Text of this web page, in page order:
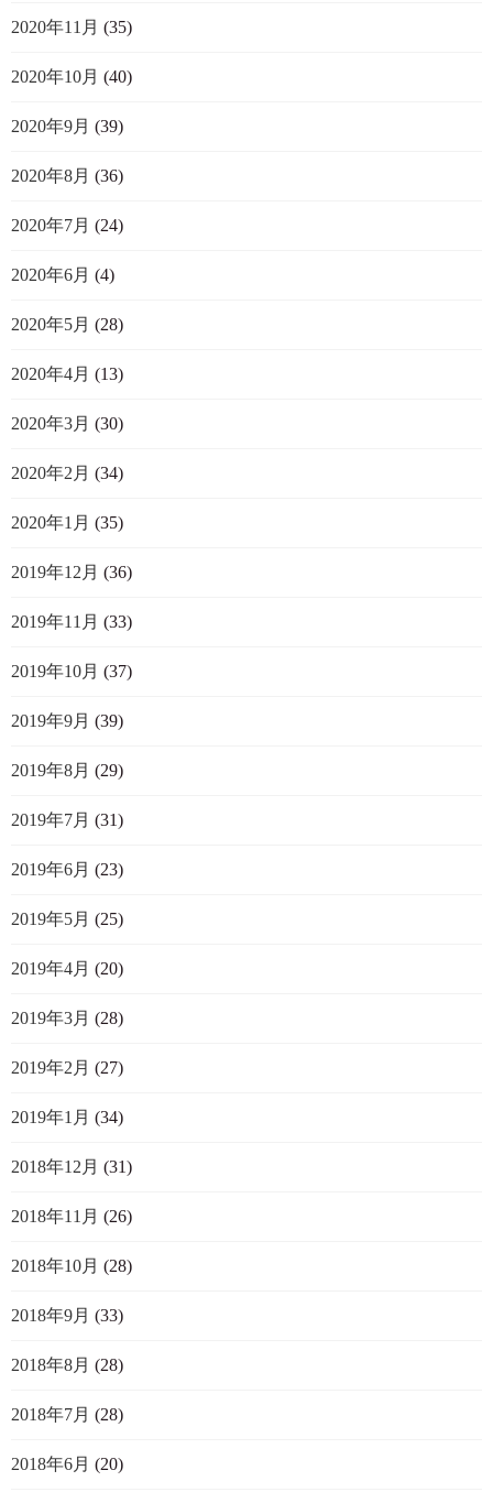
2020年11月 (35)
2020年10月 (40)
2020年9月 (39)
2020年8月 (36)
2020年7月 (24)
2020年6月 (4)
2020年5月 (28)
2020年4月 (13)
2020年3月 (30)
2020年2月 (34)
2020年1月 (35)
2019年12月 (36)
2019年11月 (33)
2019年10月 (37)
2019年9月 (39)
2019年8月 (29)
2019年7月 (31)
2019年6月 (23)
2019年5月 (25)
2019年4月 (20)
2019年3月 (28)
2019年2月 (27)
2019年1月 (34)
2018年12月 (31)
2018年11月 (26)
2018年10月 (28)
2018年9月 (33)
2018年8月 (28)
2018年7月 (28)
2018年6月 (20)